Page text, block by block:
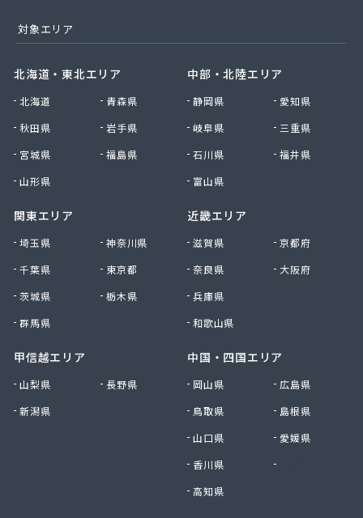
株式会社明治産業
株式会社木下工業所
株式会社鈴久商事
株式会社和泉プロパン
株式会社和泉プロパン みやま営業所
株式会社和田商店
株式会社髙岡
丸信エナジー株式会社
貴船商事株式会社
吉村アクティブ産業株式会社
吉武産業株式会社 福岡支店
吉武産業株式会社 福岡西営業所
吉野住宅設備機器有限会社
久留米エル・ピー・ガス株式会社
久留米ガス株式会社
対象エリア
北海道・東北エリア
北海道
青森県
秋田県
岩手県
宮城県
福島県
山形県
関東エリア
埼玉県
神奈川県
千葉県
東京都
茨城県
栃木県
群馬県
甲信越エリア
山梨県
長野県
新潟県
中部・北陸エリア
静岡県
愛知県
岐阜県
三重県
石川県
福井県
富山県
近畿エリア
滋賀県
京都府
奈良県
大阪府
兵庫県
和歌山県
中国・四国エリア
岡山県
広島県
鳥取県
島根県
山口県
愛媛県
香川県
高知県